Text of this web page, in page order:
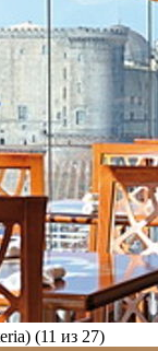
(11 из 27)